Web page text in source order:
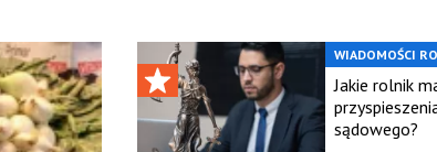
WIADOMOŚCI
Jakie rolnik
sądowego?